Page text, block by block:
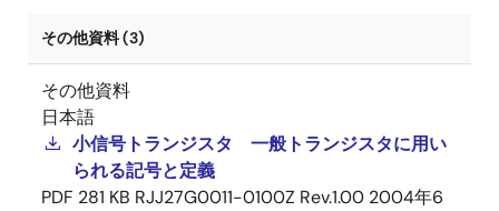
その他資料 (3)
その他資料
日本語
小信号トランジスタ 一般トランジスタに用い
られる記号と定義
PDF 281 KB RJJ27G0011-0100Z Rev.1.00 2004年6